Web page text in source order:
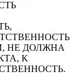
НЕ ДОЛЖНА
К